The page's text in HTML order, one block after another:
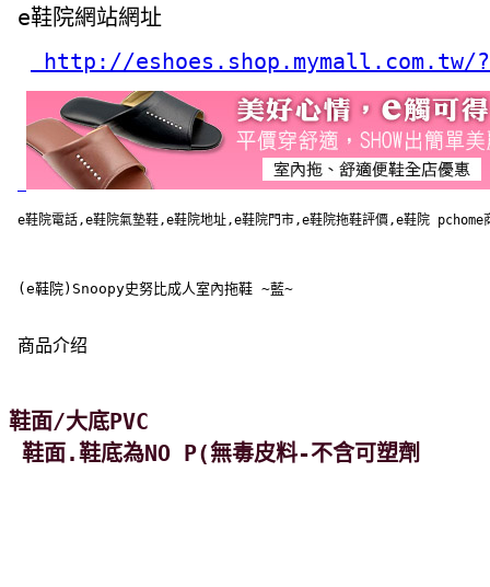
e鞋院網站網址
http://eshoes.shop.mymall.com.tw/
e鞋院電話,e鞋院氣墊鞋,e鞋院地址,e鞋院門市,e鞋院拖鞋評價,e鞋院
(e鞋院)Snoopy史努比成人室內拖鞋 ~藍~
商品介绍
鞋面/大底PVC
鞋面.鞋底為NO P(無毒皮料-不含可塑劑